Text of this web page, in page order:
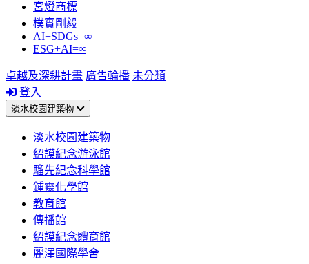
宮燈商標
樸實剛毅
AI+SDGs=∞
ESG+AI=∞
卓越及深耕計畫 廣告輪播 未分類
登入
淡水校園建築物
淡水校園建築物
紹謨紀念游泳館
騮先紀念科學館
鍾靈化學館
教育館
傳播館
紹謨紀念體育館
麗澤國際學舍